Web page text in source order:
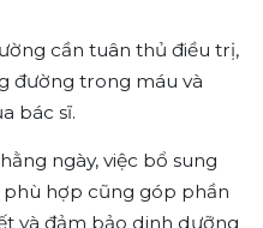
cần tuân thủ điều trị,
đường trong máu và
bác sĩ.
ngày, việc bổ sung
phù hợp cũng góp phần
và đảm bảo dinh dưỡng